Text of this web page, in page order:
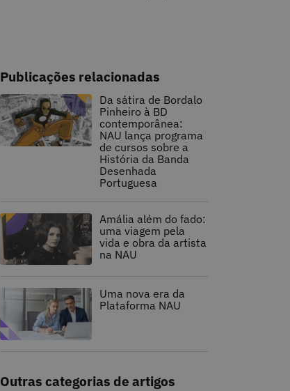
Publicações relacionadas
Da sátira de Bordalo
Pinheiro à BD
contemporânea:
NAU lança programa
de cursos sobre a
História da Banda
Desenhada
Portuguesa
Amália além do fado:
uma viagem pela
vida e obra da artista
na NAU
Uma nova era da
Plataforma NAU
Outras categorias de artigos